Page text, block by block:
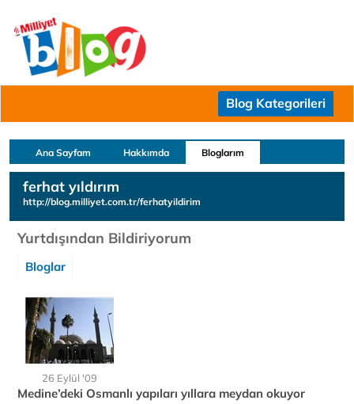
Blog Kategorileri
Ana Sayfam Hakkımda Bloglarım
ferhat yıldırım
http://blog.milliyet.com.tr/ferhatyildirim
Yurtdışından Bildiriyorum
Bloglar
26 Eylül '09
Medine’deki Osmanlı yapıları yıllara meydan okuyor